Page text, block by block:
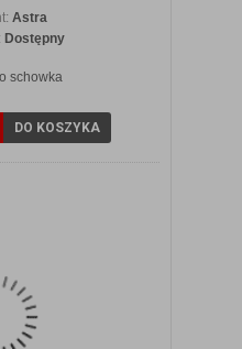
Astra
Dostępny
schowka
DO KOSZYKA